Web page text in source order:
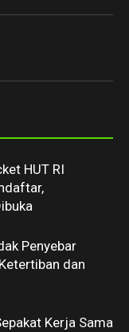
HUT RI
Penyebar
dan
Kerja Sama